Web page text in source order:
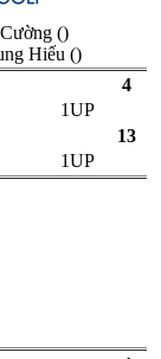
()
Hiếu ()
4
1UP
13
1UP